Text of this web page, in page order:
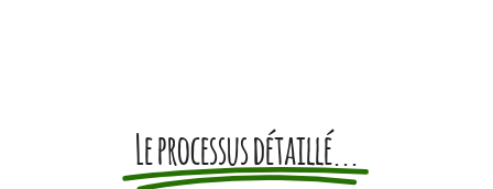
Le processus détaillé...